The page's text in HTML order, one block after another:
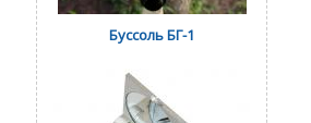
Буссоль БГ-1